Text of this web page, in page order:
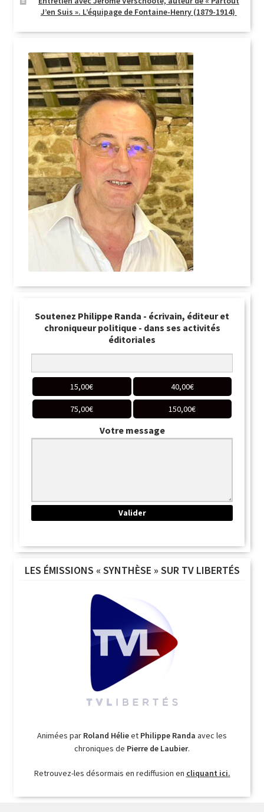
J’en Suis ». L’équipage de Fontaine-Henry (1879-1914)
Soutenez Philippe Randa - écrivain, éditeur et
chroniqueur politique - dans ses activités
éditoriales
15,00€ 40,00€
75,00€ 150,00€
Votre message
LES ÉMISSIONS « SYNTHÈSE » SUR TV LIBERTÉS
Animées par Roland Hélieet Philippe Randa avec les
chroniques de Pierre de Laubier.
Retrouvez-les désormais en rediffusion en cliquant ici.